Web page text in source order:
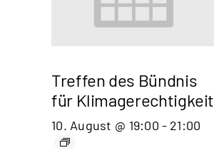
Treffen des Bündnis
für Klimagerechtigkeit
10. August @ 19:00 - 21:00